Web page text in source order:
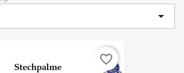

favorite_border